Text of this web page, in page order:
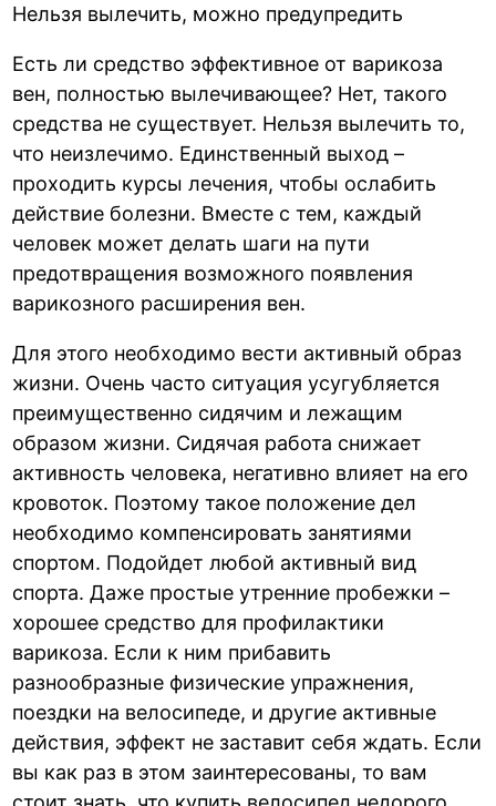
Нельзя вылечить, можно предупредить
Есть ли средство эффективное от варикоза
вен, полностью вылечивающее? Нет, такого
средства не существует. Нельзя вылечить то,
что неизлечимо. Единственный выход –
проходить курсы лечения, чтобы ослабить
действие болезни. Вместе с тем, каждый
человек может делать шаги на пути
предотвращения возможного появления
варикозного расширения вен.
Для этого необходимо вести активный образ
жизни. Очень часто ситуация усугубляется
преимущественно сидячим и лежащим
образом жизни. Сидячая работа снижает
активность человека, негативно влияет на его
кровоток. Поэтому такое положение дел
необходимо компенсировать занятиями
спортом. Подойдет любой активный вид
спорта. Даже простые утренние пробежки –
хорошее средство для профилактики
варикоза. Если к ним прибавить
разнообразные физические упражнения,
поездки на велосипеде, и другие активные
действия, эффект не заставит себя ждать. Если
вы как раз в этом заинтересованы, то вам